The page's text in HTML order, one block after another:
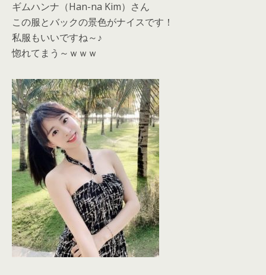
ギムハンナ（Han-na Kim）さん
この服とバックの景色がナイスです！
私服もいいですね～♪
惚れてまう～ｗｗｗ